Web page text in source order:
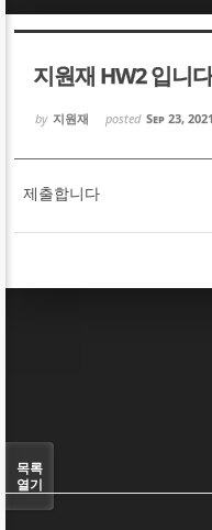
지원재 HW2 입니
by 지원재 posted Sep 23, 2021
제출합니다
목록
열기